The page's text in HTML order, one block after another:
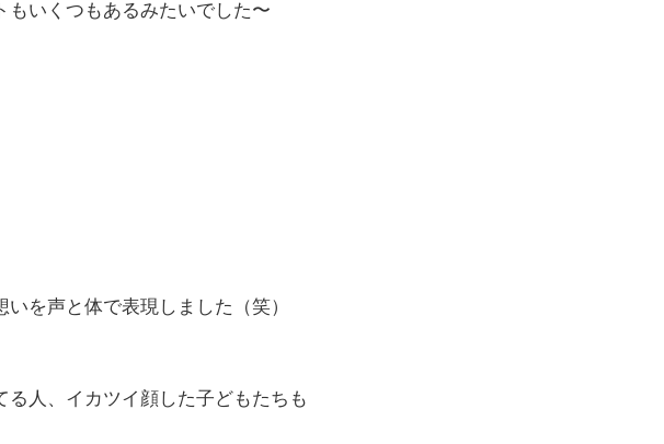
いくつもあるみたいでした〜
を声と体で表現しました（笑）
人、イカツイ顔した子どもたちも